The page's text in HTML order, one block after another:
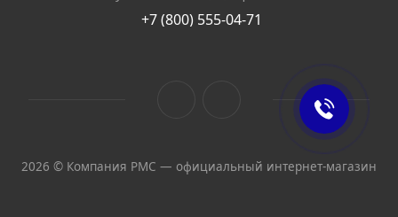
+7 (800) 555-04-71
2026 © Компания РМС — официальный интернет-магазин